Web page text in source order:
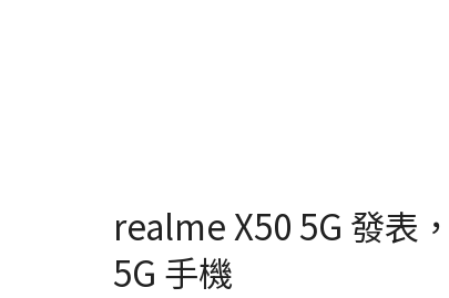
realme X50 5G 發表
5G 手機